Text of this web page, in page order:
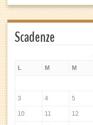
Scadenze
L
M M
3 4 5
10 11 12